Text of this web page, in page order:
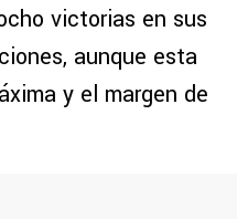
victorias en sus
aunque esta
y el margen de